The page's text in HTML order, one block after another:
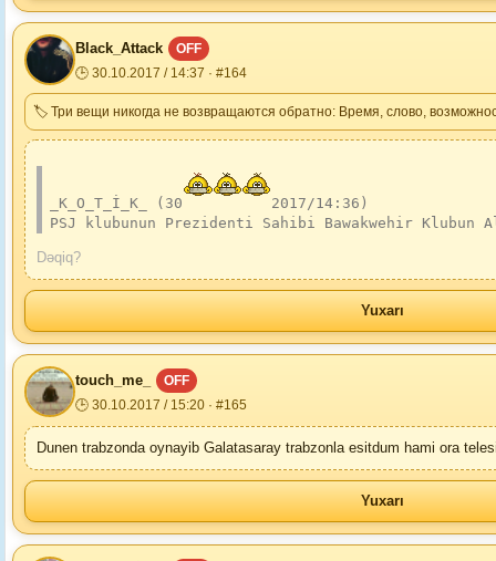
Black_Attack
OFF
🕒 30.10.2017 / 14:37 · #164
🏷 Три вещи никогда не возвращаются обратно: Время, слово,
_K_O_T_İ_K_ (30
2017/14:36)
PSJ klubunun Prezidenti Sahibi Bawakwehir
Dəqiq?
Yuxarı
touch_me_
OFF
🕒 30.10.2017 / 15:20 · #165
Dunen trabzonda oynayib Galatasaray trabzonla esitdum hami ora
Yuxarı